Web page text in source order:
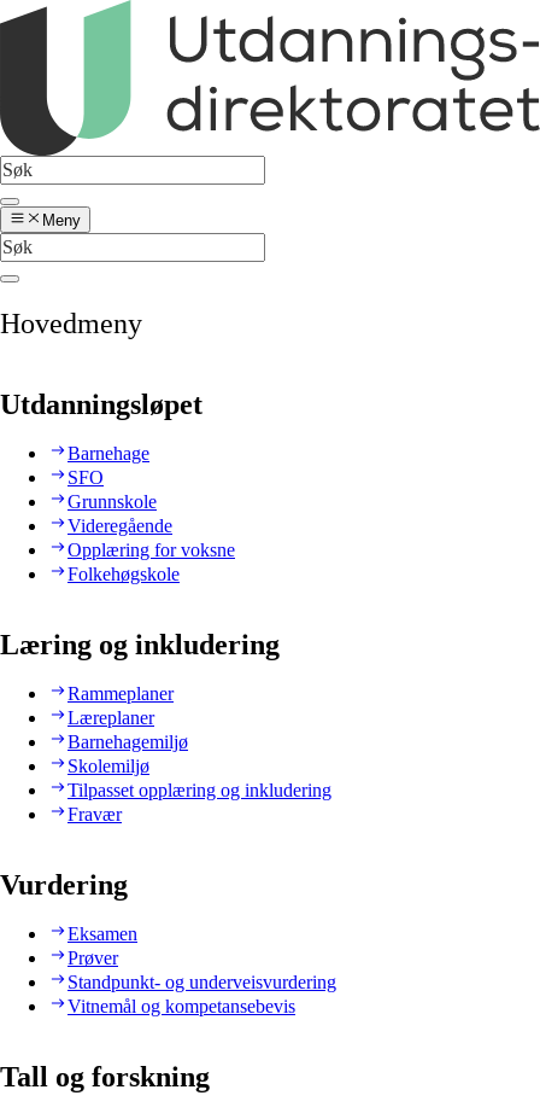
Meny
Hovedmeny
Utdanningsløpet
Barnehage
SFO
Grunnskole
Videregående
Opplæring for voksne
Folkehøgskole
Læring og inkludering
Rammeplaner
Læreplaner
Barnehagemiljø
Skolemiljø
Tilpasset opplæring og inkludering
Fravær
Vurdering
Eksamen
Prøver
Standpunkt- og underveisvurdering
Vitnemål og kompetansebevis
Tall og forskning